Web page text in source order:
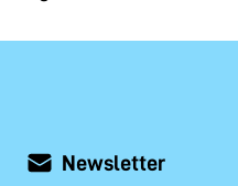
Newsletter